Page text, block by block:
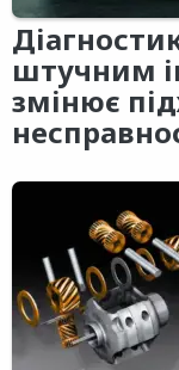
штучним
змінює